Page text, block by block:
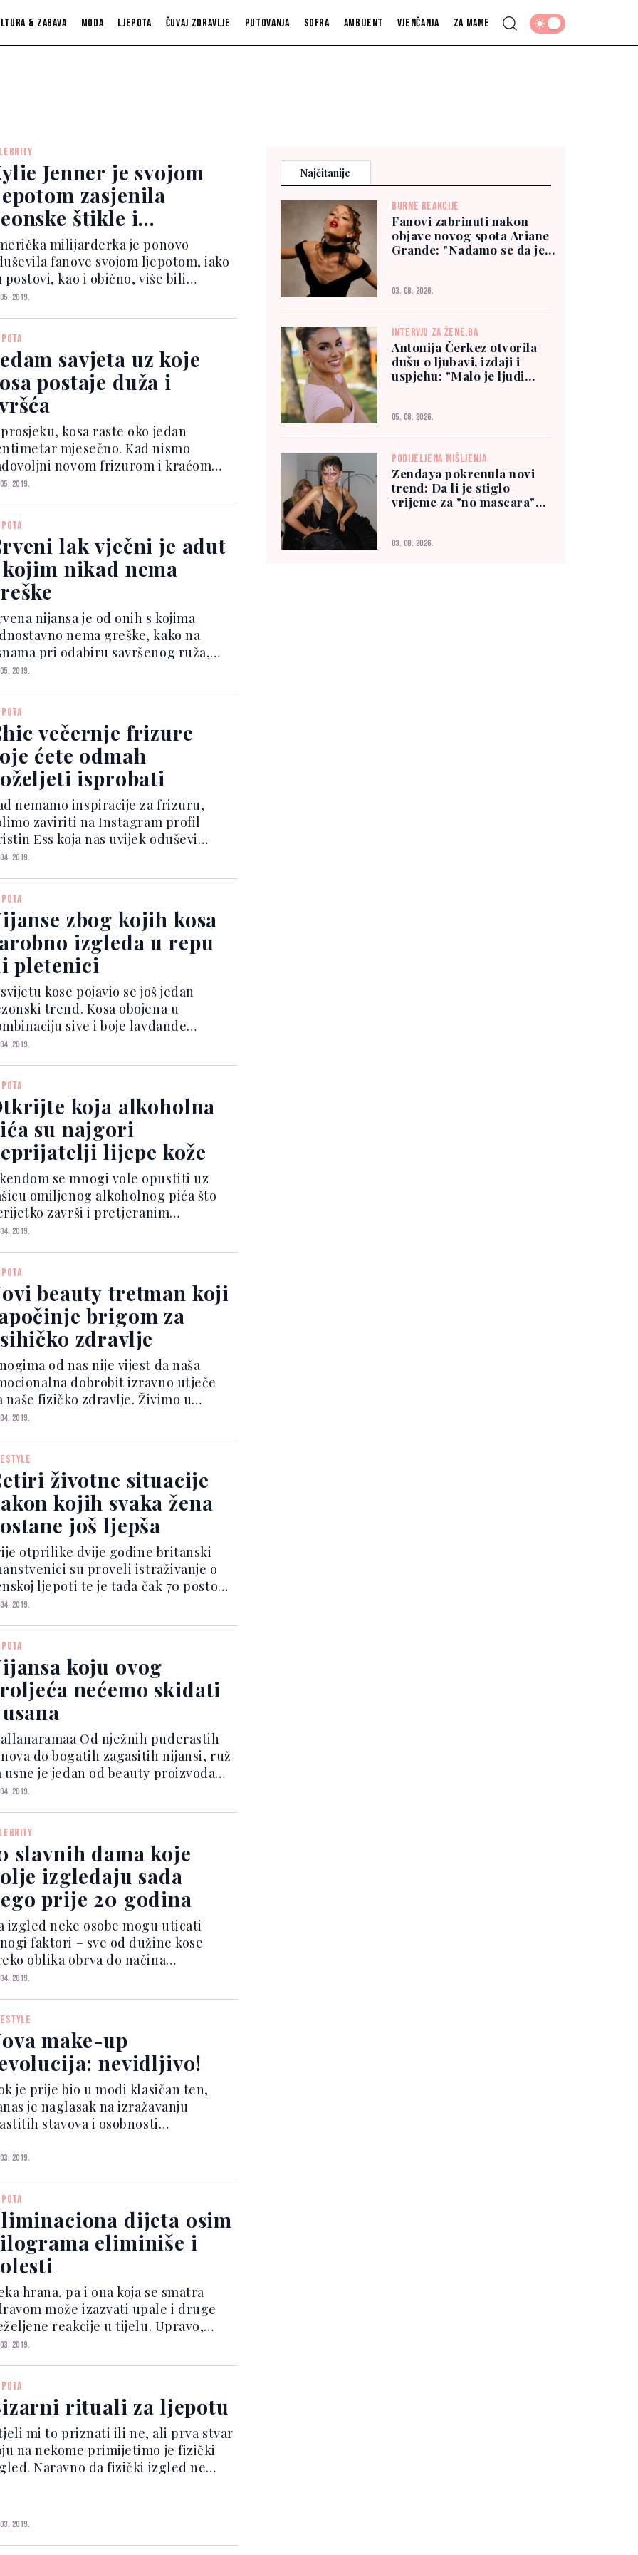
& zabava Moda Ljepota Čuvaj zdravlje Putovanja Sofra Ambijent Vjenčanja Za mame
Jenner je svojom
zasjenila
štikle i
torbicu
milijarderka je ponovo
fanove svojom ljepotom, iako
postovi, kao i obično, više bili
karaktera. Naime, Kylie
itekako zavidnom kolekcijom
Birkin. Upravo je je...
2019.
savjeta uz koje
postaje duža i
kosa raste oko jedan
mjesečno. Kad nismo
novom frizurom i kraćom
čekanje da kosa naraste i
se činiti kao prava vječnost.
postoji nekoliko trikova...
2019.
lak vječni je adut
kojim nikad nema
nijansa je od onih s kojima
nema greške, kako na
pri odabiru savršenog ruža,
i na noktima, kad je riječ o
zahvaljujući tome što je
za različite situac...
2019.
večernje frizure
ćete odmah
isprobati
nemamo inspiracije za frizuru,
zaviriti na Instagram profil
Ess koja nas uvijek oduševi
idejama te ih momentalno
hair stilistica, influencerica i
The Beauty Depart...
2019.
zbog kojih kosa
izgleda u repu
pletenici
kose pojavio se još jedan
trend. Kosa obojena u
sive i boje lavdande
je društvene mreže, a ova
se kao "siva baza s dozom
Radi se o kombinaciji...
2019.
koja alkoholna
su najgori
lijepe kože
se mnogi vole opustiti uz
omiljenog alkoholnog pića što
završi i pretjeranim
alkohola. Natečenost,
posljedica toga, a da ne spominjemo
te mamurl...
2019.
beauty tretman koji
brigom za
zdravlje
od nas nije vijest da naša
dobrobit izravno utječe
naše fizičko zdravlje. Živimo u
koji je sve više svjestan važnosti
ljepote koje odaberemo.
masaže...
2019.
životne situacije
kojih svaka žena
još ljepša
otprilike dvije godine britanski
su proveli istraživanje o
ljepoti te je tada čak 70 posto
muškaraca izjavilo kako im je
Ni vitka linija, nos, oči
stražnj...
2019.
koju ovog
nećemo skidati
Od nježnih puderastih
do bogatih zagasitih nijansi, ruž
usne je jedan od beauty proizvoda
nam se uvijek nalazi nadohvat
Nova sezona unutar beauty
unijela je n...
2019.
slavnih dama koje
izgledaju sada
prije 20 godina
izgled neke osobe mogu uticati
faktori – sve od dužine kose
oblika obrva do načina
Pokazale su to i brojne
godinama izgledaju bolje
na početku svoje karijere. Vrh...
2019.
make-up
nevidljivo!
je prije bio u modi klasičan ten,
je naglasak na izražavanju
stavova i osobnosti
savršene podloge kako bi se
upečatljiv i odvažan izgled,
generacija sada zahtijeva got...
2019.
dijeta osim
eliminiše i
hrana, pa i ona koja se smatra
može izazvati upale i druge
reakcije u tijelu. Upravo,
dijeta je efikasan način
života. Plan ove dijete
uklanjanje onih...
2019.
rituali za ljepotu
mi to priznati ili ne, ali prva stvar
na nekome primijetimo je fizički
Naravno da fizički izgled ne
neke žene spremne na sve samo da
2019.
Najčitanije
BURNE REAKCIJE
Fanovi zabrinuti nakon
objave novog spota Ariane
Grande: "Nadamo se da je
03. 08. 2026.
INTERVJU ZA ŽENE.BA
Antonija Čerkez otvorila
dušu o ljubavi, izdaji i
uspjehu: "Malo je ljudi
05. 08. 2026.
PODIJELJENA MIŠLJENJA
Zendaya pokrenula novi
trend: Da li je stiglo
vrijeme za "no mascara"
03. 08. 2026.